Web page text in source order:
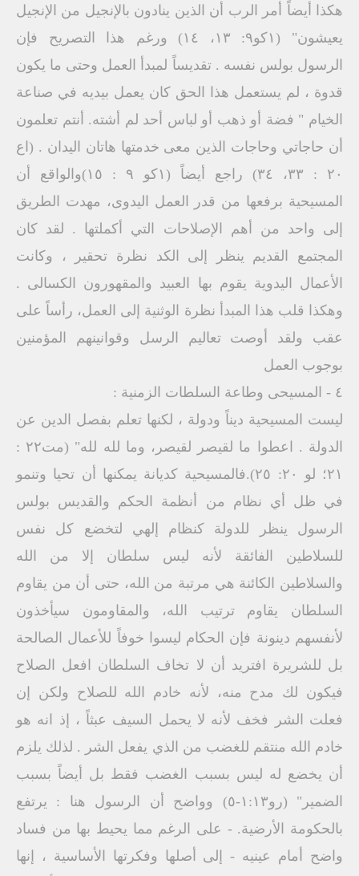
هكذا أيضاً أمر الرب أن الذين ينادون بالإنجيل من الإنجيل
يعيشون" (١كو٩: ١٣، ١٤) ورغم هذا التصريح فإن
الرسول بولس نفسه . تقديساً لمبدأ العمل وحتى ما يكون
قدوة ، لم يستعمل هذا الحق كان يعمل بيديه في صناعة
الخيام " فضة أو ذهب أو لباس أحد لم أشته. أنتم تعلمون
أن حاجاتي وحاجات الذين معى خدمتها هاتان اليدان . (اع
۲۰ : ۳۳، ٣٤) راجع أيضاً (۱كو ۹ : ١٥)والواقع أن
المسيحية برفعها من قدر العمل اليدوى، مهدت الطريق
إلى واحد من أهم الإصلاحات التي أكملتها . لقد كان
المجتمع القديم ينظر إلى الكد نظرة تحقير ، وكانت
الأعمال اليدوية يقوم بها العبيد والمقهورون الكسالى .
وهكذا قلب هذا المبدأ نظرة الوثنية إلى العمل، رأساً على
عقب ولقد أوصت تعاليم الرسل وقوانينهم المؤمنين
بوجوب العمل
٤ - المسيحى وطاعة السلطات الزمنية :
ليست المسيحية ديناً ودولة ، لكنها تعلم بفصل الدين عن
الدولة . اعطوا ما لقيصر لقيصر، وما لله لله" (مت۲۲ :
۲۱؛ لو ٢٠: ٢٥).فالمسيحية كديانة يمكنها أن تحيا وتنمو
في ظل أي نظام من أنظمة الحكم والقديس بولس
الرسول ينظر للدولة كنظام إلهي لتخضع كل نفس
للسلاطين الفائقة لأنه ليس سلطان إلا من الله
والسلاطين الكائنة هي مرتبة من الله، حتى أن من يقاوم
السلطان يقاوم ترتيب الله، والمقاومون سيأخذون
لأنفسهم دينونة فإن الحكام ليسوا خوفاً للأعمال الصالحة
بل للشريرة افتريد أن لا تخاف السلطان افعل الصلاح
فيكون لك مدح منه، لأنه خادم الله للصلاح ولكن إن
فعلت الشر فخف لأنه لا يحمل السيف عبثاً ، إذ انه هو
خادم الله منتقم للغضب من الذي يفعل الشر . لذلك يلزم
أن يخضع له ليس بسبب الغضب فقط بل أيضاً بسبب
الضمير" (رو١:١٣-٥) وواضح أن الرسول هنا : يرتفع
بالحكومة الأرضية. - على الرغم مما يحيط بها من فساد
واضح أمام عينيه - إلى أصلها وفكرتها الأساسية ، إنها